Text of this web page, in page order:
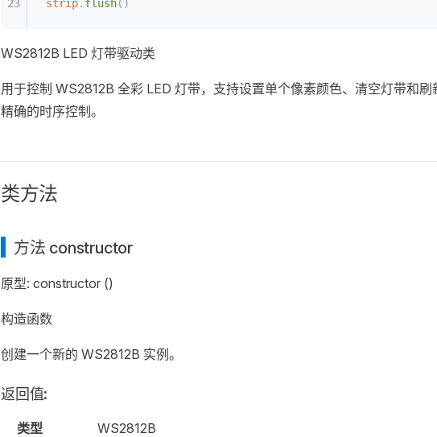
strip. flush()
WS2812B LED 灯带驱动类
用于控制 WS2812B 全彩 LED 灯带，支持设置单个像素颜色、清空灯带和
精确的时序控制。
类方法
方法 constructor
原型: constructor ()
构造函数
创建一个新的 WS2812B 实例。
返回值:
类型 WS2812B